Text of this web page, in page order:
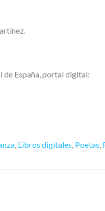
España, portal digital:
, Libros digitales, Poetas,